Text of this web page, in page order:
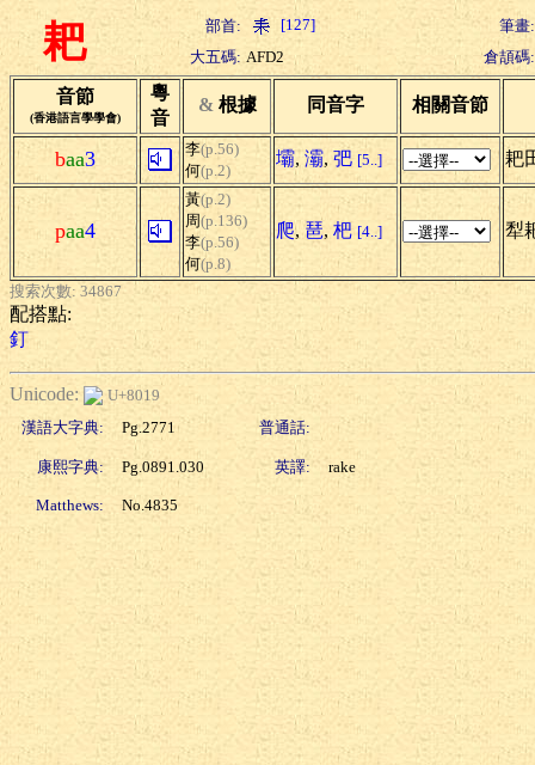
耙 部首: [127]
筆畫:
大五碼: AFD2 倉頡碼:
音節
(香港語言學學會)
粵
音
& 根據 同音字 相關音節
baa3 李(p.56)
何(p.2)
壩, 灞, 弝 [5..] 耙
paa4
黃(p.2)
周(p.136)
李(p.56)
何(p.8)
爬, 琶, 杷 [4..] 犁
搜索次數: 34867
配搭點:
釘
Unicode:
U+8019
漢語大字典:
Pg.2771 普通話:
康熙字典: Pg.0891.030 英譯: rake
Matthews: No.4835